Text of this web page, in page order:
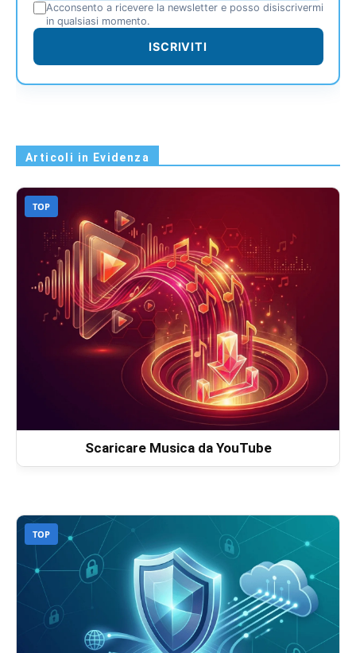
Acconsento a ricevere la newsletter e posso disiscrivermi
in qualsiasi momento.
ISCRIVITI
Articoli in Evidenza
TOP
Scaricare Musica da YouTube
TOP